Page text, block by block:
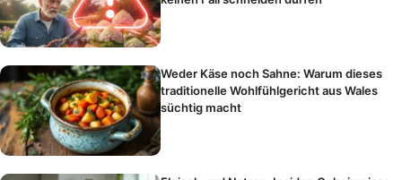
Weder Käse noch Sahne: Warum dieses
traditionelle Wohlfühlgericht aus Wales
süchtig macht